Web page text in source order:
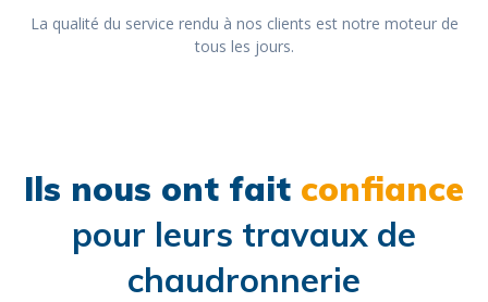
La qualité du service rendu à nos clients est notre moteur de
tous les jours.
Ils nous ont fait confiance
pour leurs travaux de
chaudronnerie